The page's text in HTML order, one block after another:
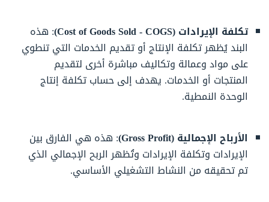
تكلفة الإيرادات (Cost of Goods Sold - COGS)
: هذه
البند يُظهر تكلفة الإنتاج أو تقديم الخدمات التي تنطوي
على مواد وعمالة وتكاليف مباشرة أخرى لتقديم
المنتجات أو الخدمات. يهدف إلى حساب تكلفة إنتاج
الوحدة النمطية.
الأرباح الإجمالية (Gross Profit)
: هذه هي الفارق بين
الإيرادات وتكلفة الإيرادات وتُظهر الربح الإجمالي الذي
تم تحقيقه من النشاط التشغيلي الأساسي.